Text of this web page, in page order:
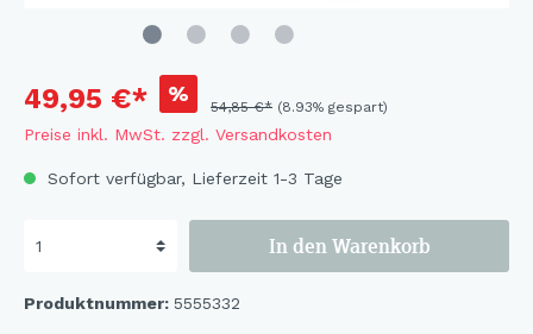
49,95 €* %
54,85 €* (8.93% gespart)
Preise inkl. MwSt. zzgl. Versandkosten
Sofort verfügbar, Lieferzeit 1-3 Tage
In den Warenkorb
Produktnummer: 5555332